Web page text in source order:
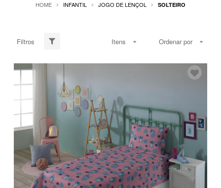
HOME INFANTIL JOGO DE LENÇOL SOLTEIRO
Filtros Itens Ordenar por